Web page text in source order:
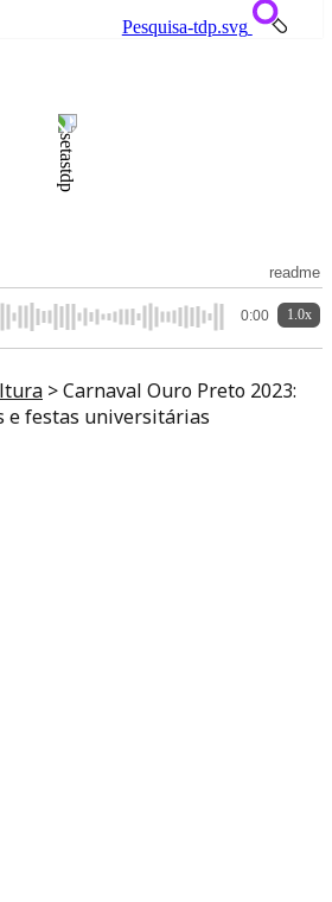
Pesquisa-tdp.svg
readme
0:00 1.0x
>Carnaval Ouro Preto 2023:
e festas universitárias